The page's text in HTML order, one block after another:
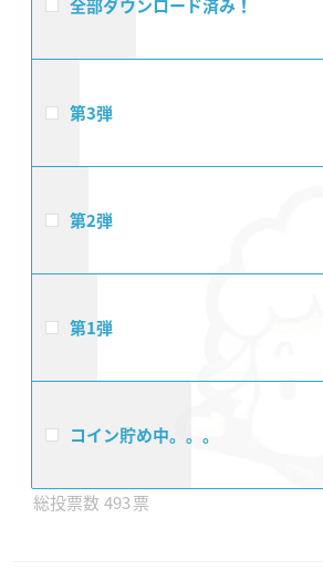
全部ダウンロード済み！
第3弾
第2弾
第1弾
コイン貯め中。。。
493